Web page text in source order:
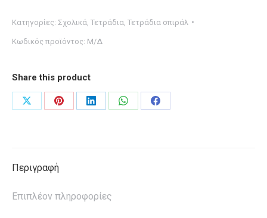
17X25
Think
ποσότητα
Κατηγορίες: Σχολικά Τετράδια Τετράδια σπιράλ
Κωδικός προϊόντος: Μ/Δ
Share this product
Share
Share
Share
Share
Share
Περιγραφή
Επιπλέον πληροφορίες